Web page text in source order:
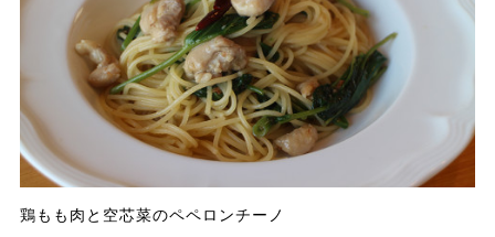
鶏もも肉と空芯菜のペペロンチーノ